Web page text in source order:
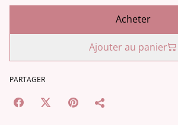
Acheter
Ajouter au panier
PARTAGER